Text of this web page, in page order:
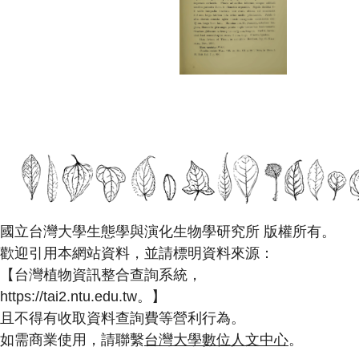
國立台灣大學生態學與演化生物學研究所 版權所有。
歡迎引用本網站資料，並請標明資料來源：
【台灣植物資訊整合查詢系統，
https://tai2.ntu.edu.tw。】
且不得有收取資料查詢費等營利行為。
如需商業使用，請聯繫台灣大學數位人文中心。